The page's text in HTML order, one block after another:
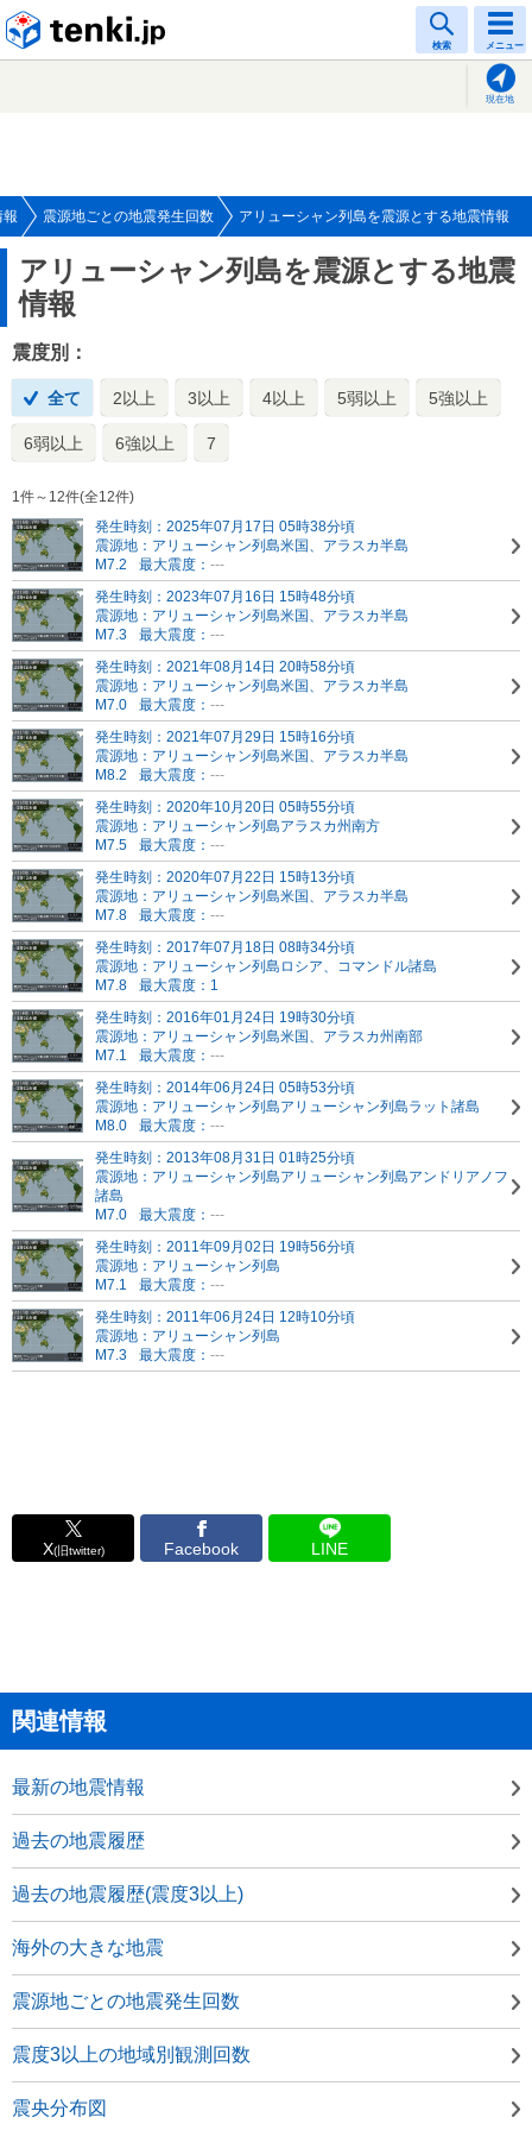
検索 メニュー
現在地
報 震源地ごとの地震発生回数 アリューシャン列島を震源とする地震情報
アリューシャン列島を震源とする地震
情報
震度別：
全て 2以上 3以上 4以上 5弱以上 5強以上
6弱以上 6強以上 7
1件～12件(全12件)
発生時刻：2025年07月17日 05時38分頃
震源地：アリューシャン列島米国、アラスカ半島
M7.2
最大震度： ---
発生時刻：2023年07月16日 15時48分頃
震源地：アリューシャン列島米国、アラスカ半島
M7.3
最大震度： ---
発生時刻：2021年08月14日 20時58分頃
震源地：アリューシャン列島米国、アラスカ半島
M7.0
最大震度： ---
発生時刻：2021年07月29日 15時16分頃
震源地：アリューシャン列島米国、アラスカ半島
M8.2
最大震度： ---
発生時刻：2020年10月20日 05時55分頃
震源地：アリューシャン列島アラスカ州南方
M7.5
最大震度： ---
発生時刻：2020年07月22日 15時13分頃
震源地：アリューシャン列島米国、アラスカ半島
M7.8
最大震度： ---
発生時刻：2017年07月18日 08時34分頃
震源地：アリューシャン列島 ロシア、コマンドル諸島
M7.8
最大震度：1
発生時刻：2016年01月24日 19時30分頃
震源地：アリューシャン列島米国、アラスカ州南部
M7.1
最大震度： ---
発生時刻：2014年06月24日 05時53分頃
震源地：アリューシャン列島アリューシャン列島ラット諸島
M8.0
最大震度： ---
発生時刻：2013年08月31日 01時25分頃
震源地：アリューシャン列島アリューシャン列島アンドリアノフ
諸島
M7.0
最大震度： ---
発生時刻：2011年09月02日 19時56分頃
震源地：アリューシャン列島
M7.1
最大震度： ---
発生時刻：2011年06月24日 12時10分頃
震源地：アリューシャン列島
M7.3
最大震度： ---
X(旧twitter) Facebook LINE
関連情報
最新の地震情報
過去の地震履歴
過去の地震履歴(震度3以上)
海外の大きな地震
震源地ごとの地震発生回数
震度3以上の地域別観測回数
震央分布図